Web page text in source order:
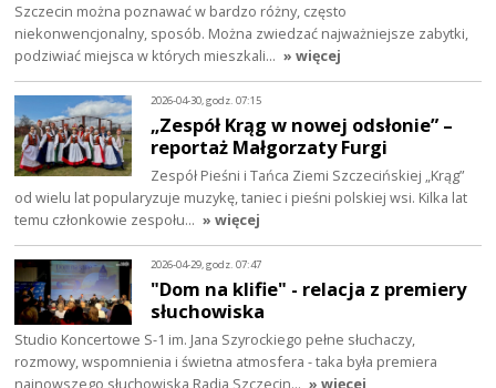
Szczecin można poznawać w bardzo różny, często
niekonwencjonalny, sposób. Można zwiedzać najważniejsze zabytki,
podziwiać miejsca w których mieszkali… » więcej
2026-04-30, godz. 07:15
„Zespół Krąg w nowej odsłonie” –
reportaż Małgorzaty Furgi
Zespół Pieśni i Tańca Ziemi Szczecińskiej „Krąg”
od wielu lat popularyzuje muzykę, taniec i pieśni polskiej wsi. Kilka lat
temu członkowie zespołu… » więcej
2026-04-29, godz. 07:47
"Dom na klifie" - relacja z premiery
słuchowiska
Studio Koncertowe S-1 im. Jana Szyrockiego pełne słuchaczy,
rozmowy, wspomnienia i świetna atmosfera - taka była premiera
najnowszego słuchowiska Radia Szczecin… » więcej